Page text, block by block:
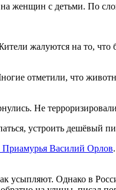
женщин с детьми. По
жалуются на то,
отметили, что
Не
устроить дешёвый
Приамурья Василий Орлов
усыпляют. Однако в